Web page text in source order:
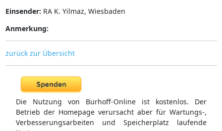
Einsender: RA K. Yilmaz, Wiesbaden
Anmerkung:
zurück zur Übersicht
Die Nutzung von Burhoff-Online ist kostenlos. Der
Betrieb der Homepage verursacht aber für Wartungs-,
Verbesserungsarbeiten und Speicherplatz laufende